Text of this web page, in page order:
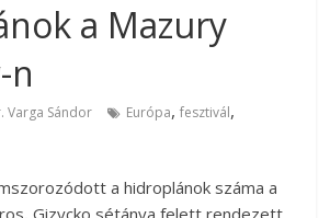
a Mazury
n
Varga Sándor Európa,fesztivál,
a hidroplánok száma a